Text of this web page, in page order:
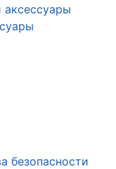
безопасности